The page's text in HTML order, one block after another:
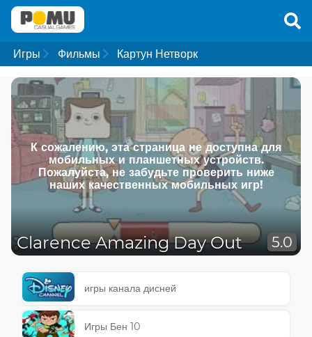
Игры Фильмы Картун Нетворк
К сожалению, эта страница не доступна для
мобильных и планшетных устройств.
Пожалуйста, не забудьте проверить ниже
наших качественных мобильных игр!
Clarence Amazing Day Out 5.0
игры канала дисней
Игры Бен 10